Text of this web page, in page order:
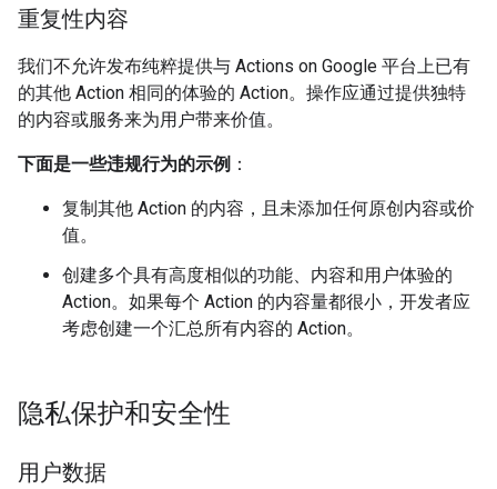
重复性内容
我们不允许发布纯粹提供与 Actions on Google 平台上已有
的其他 Action 相同的体验的 Action。操作应通过提供独特
的内容或服务来为用户带来价值。
下面是一些违规行为的示例 ：
复制其他 Action 的内容，且未添加任何原创内容或价
值。
创建多个具有高度相似的功能、内容和用户体验的
Action。如果每个 Action 的内容量都很小，开发者应
考虑创建一个汇总所有内容的 Action。
隐私保护和安全性
用户数据